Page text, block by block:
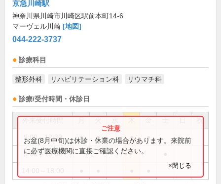
京急川崎駅
神奈川県川崎市川崎区駅前本町14-6
マーヴェル川崎 [地図]
044-222-3737
診療科目
整形外科 リハビリテーション科 リウマチ科
診療/受付時間・休診日
祝
9:00～12:30 ● ● ● ●
9:00～13:00
お盆(8月中旬)は休診・休業の場合があります。来院前
に必ず医療機関に直接ご確認ください。
×閉じる